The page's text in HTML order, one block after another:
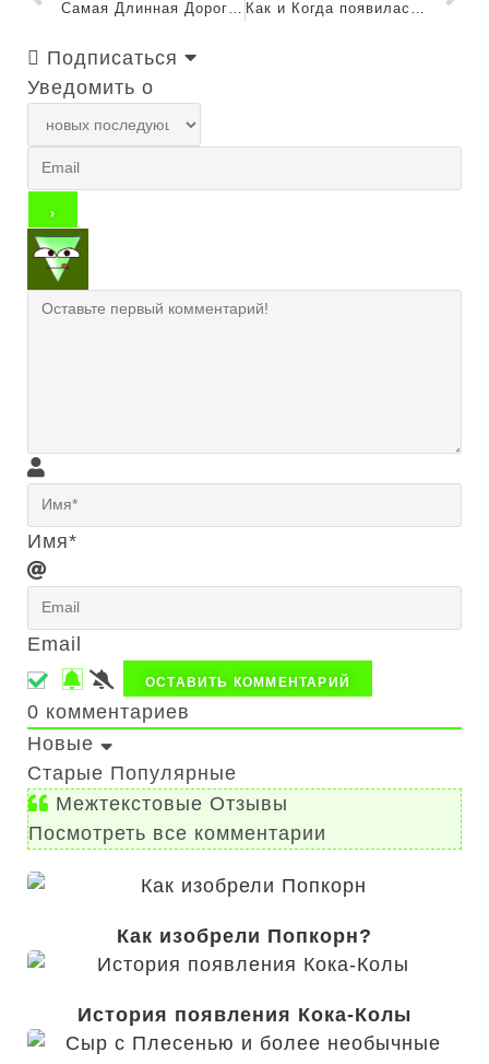
Самая Длинная Дорога в мире. Долгое путешествие! Как и Когда появилась Газовая Плита? История создания
Подписаться
Уведомить о
Имя*
Email
0 комментариев
Новые
Старые Популярные
Межтекстовые Отзывы
Посмотреть все комментарии
Как изобрели Попкорн?
История появления Кока-Колы